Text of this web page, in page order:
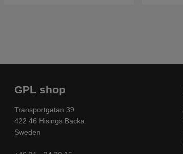
GPL shop
Transportgatan 39
422 46 Hisings Backa
Sweden